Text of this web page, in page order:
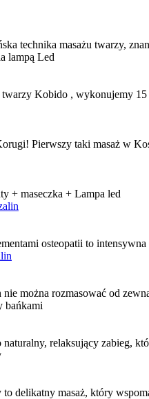
technika masażu twarzy,
lampą Led
Kobido , wykonujemy 15
Pierwszy taki masaż w
+ maseczka + Lampa led
osteopatii to
można rozmasować od
bańkami
relaksujący zabieg,
delikatny masaż, który